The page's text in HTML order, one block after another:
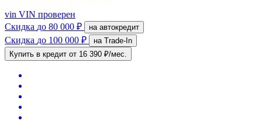
vin VIN проверен
Скидка до 80 000 ₽ на автокредит
Скидка до 100 000 ₽
на Trade-In
Купить в кредит от 16 390 ₽/мес.